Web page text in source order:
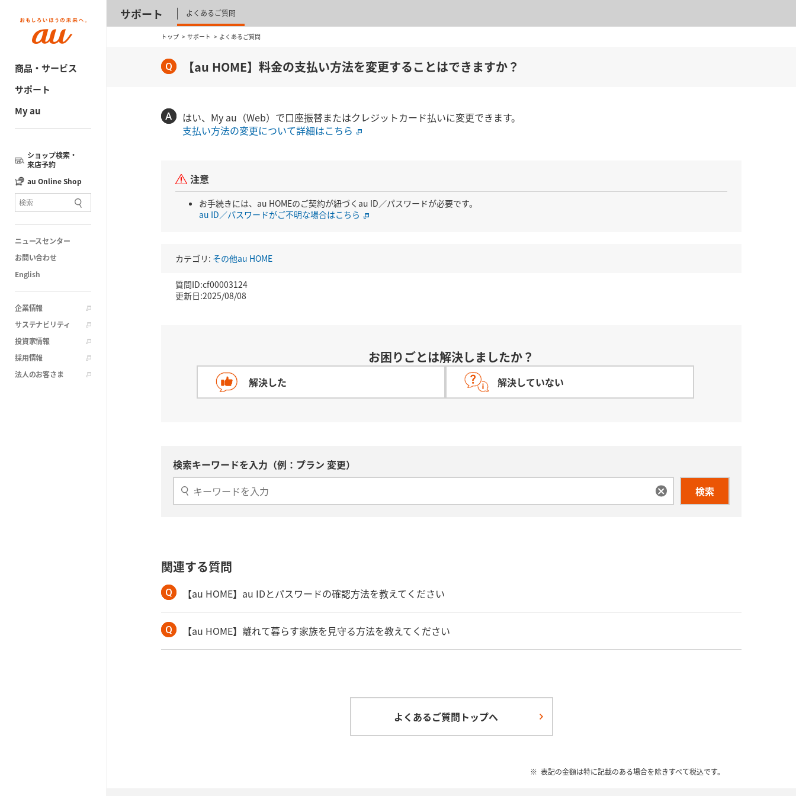
商品・サービス
サポート
My au
ショップ検索・
来店予約
au Online Shop
ニュースセンター
お問い合わせ
English
企業情報
サステナビリティ
投資家情報
採用情報
法人のお客さま
サポート よくあるご質問
トップ サポート よくあるご質問
【au HOME】料金の支払い方法を変更することはできますか？
はい、My au（Web）で口座振替またはクレジットカード払いに変更できます。
支払い方法の変更について詳細はこちら
注意
お手続きには、au HOMEのご契約が紐づくau ID／パスワードが必要です。
au ID／パスワードがご不明な場合はこちら
カテゴリ: その他au HOME
質問ID:cf00003124
更新日:2025/08/08
お困りごとは解決しましたか？
解決した 解決していない
検索キーワードを入力（例：プラン 変更）
検索
関連する質問
【au HOME】au IDとパスワードの確認方法を教えてください
【au HOME】離れて暮らす家族を見守る方法を教えてください
よくあるご質問トップへ
表記の金額は特に記載のある場合を除きすべて税込です。